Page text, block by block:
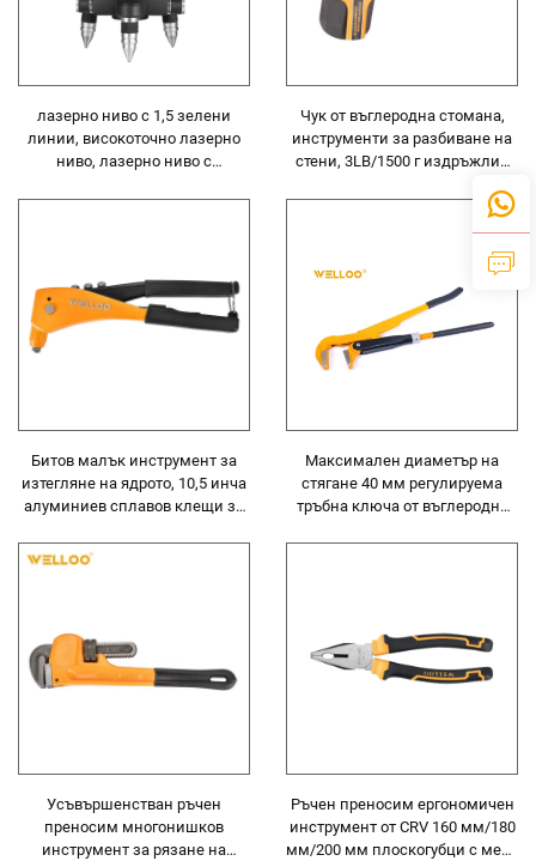
лазерно ниво с 1,5 зелени
линии, високоточно лазерно
ниво, лазерно ниво с
Чук от въглеродна стомана,
инструменти за разбиване на
стени, 3LB/1500 г издръжлив
Битов малък инструмент за
изтегляне на ядрото, 10,5 инча
алуминиев сплавов клещи за
слепи заклепки
Максимален диаметър на
стягане 40 мм регулируема
тръбна ключа от въглеродна
Усъвършенстван ръчен
преносим многонишков
инструмент за рязане на
Ръчен преносим ергономичен
инструмент от CRV 160 мм/180
мм/200 мм плоскогубци с мека